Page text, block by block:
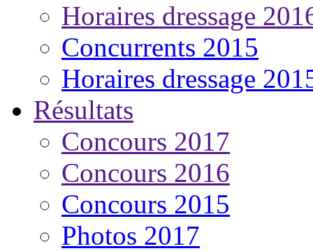
Horaires dressage
Concurrents 2015
Horaires dressage
Résultats
Concours 2017
Concours 2016
Concours 2015
Photos 2017